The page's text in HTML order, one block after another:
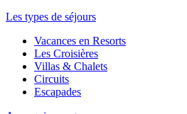
Les types de séjours
Vacances en Resorts
Les Croisières
Villas & Chalets
Circuits
Escapades